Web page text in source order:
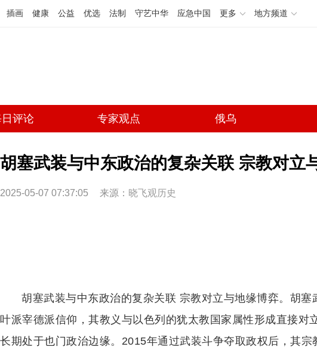
插画 健康 公益 优选 法制 守艺中华 应急中国 更多 地方频道
评论 专家观点 俄乌
胡塞武装与中东政治的复杂关联 宗教对立
2025-05-07 07:37:05 来源： 晓飞观历史
胡塞武装与中东政治的复杂关联 宗教对立与地缘博弈。胡
叶派宰德派信仰，其教义与以色列的犹太教国家属性形成直接对
长期处于也门政治边缘。2015年通过武装斗争夺取政权后，其宗